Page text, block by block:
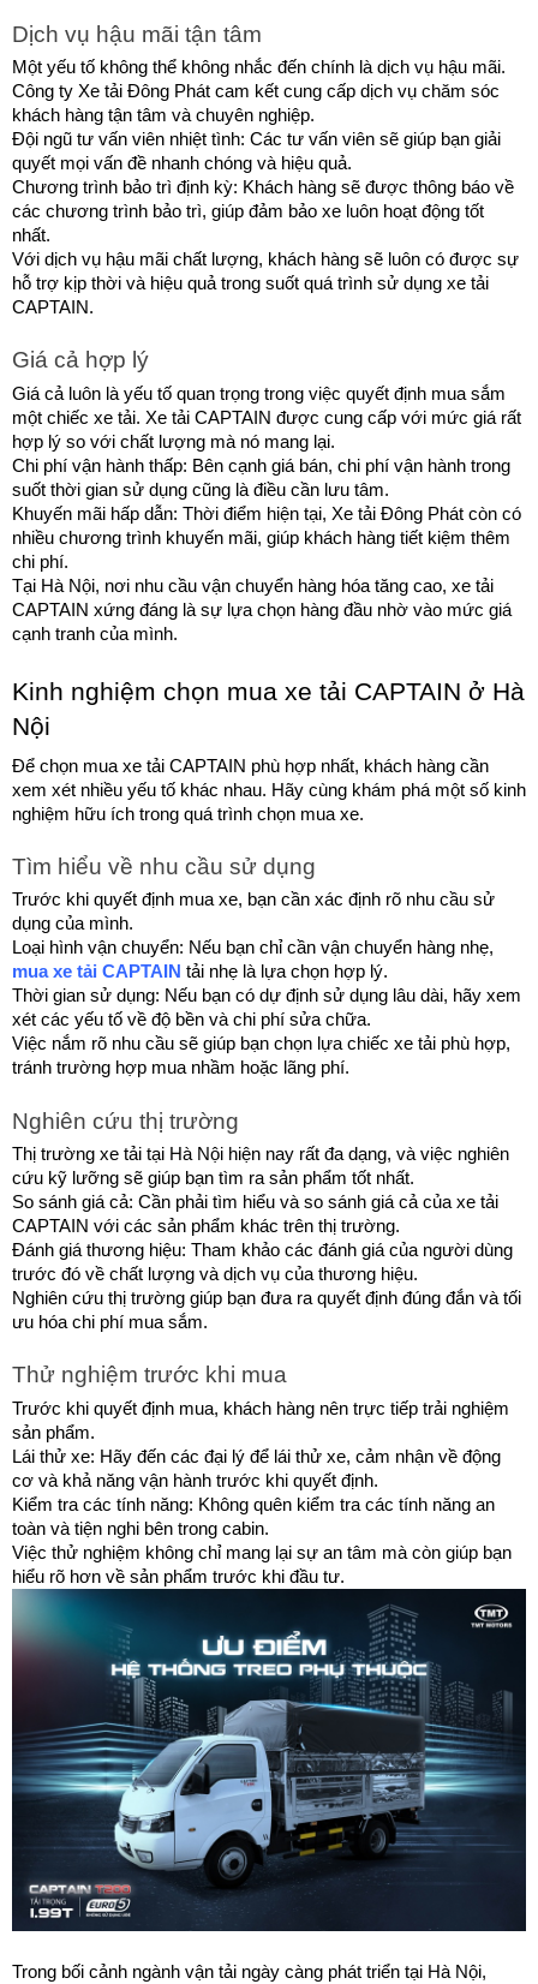
Dịch vụ hậu mãi tận tâm
Một yếu tố không thể không nhắc đến chính là dịch vụ hậu mãi.
Công ty Xe tải Đông Phát cam kết cung cấp dịch vụ chăm sóc
khách hàng tận tâm và chuyên nghiệp.
Đội ngũ tư vấn viên nhiệt tình: Các tư vấn viên sẽ giúp bạn giải
quyết mọi vấn đề nhanh chóng và hiệu quả.
Chương trình bảo trì định kỳ: Khách hàng sẽ được thông báo về
các chương trình bảo trì, giúp đảm bảo xe luôn hoạt động tốt
nhất.
Với dịch vụ hậu mãi chất lượng, khách hàng sẽ luôn có được sự
hỗ trợ kịp thời và hiệu quả trong suốt quá trình sử dụng xe tải
CAPTAIN.
Giá cả hợp lý
Giá cả luôn là yếu tố quan trọng trong việc quyết định mua sắm
một chiếc xe tải. Xe tải CAPTAIN được cung cấp với mức giá rất
hợp lý so với chất lượng mà nó mang lại.
Chi phí vận hành thấp: Bên cạnh giá bán, chi phí vận hành trong
suốt thời gian sử dụng cũng là điều cần lưu tâm.
Khuyến mãi hấp dẫn: Thời điểm hiện tại, Xe tải Đông Phát còn có
nhiều chương trình khuyến mãi, giúp khách hàng tiết kiệm thêm
chi phí.
Tại Hà Nội, nơi nhu cầu vận chuyển hàng hóa tăng cao, xe tải
CAPTAIN xứng đáng là sự lựa chọn hàng đầu nhờ vào mức giá
cạnh tranh của mình.
Kinh nghiệm chọn mua xe tải CAPTAIN ở Hà
Nội
Để chọn mua xe tải CAPTAIN phù hợp nhất, khách hàng cần
xem xét nhiều yếu tố khác nhau. Hãy cùng khám phá một số kinh
nghiệm hữu ích trong quá trình chọn mua xe.
Tìm hiểu về nhu cầu sử dụng
Trước khi quyết định mua xe, bạn cần xác định rõ nhu cầu sử
dụng của mình.
mua xe tải CAPTAIN tải nhẹ là lựa chọn hợp lý.
Thời gian sử dụng: Nếu bạn có dự định sử dụng lâu dài, hãy xem
xét các yếu tố về độ bền và chi phí sửa chữa.
Việc nắm rõ nhu cầu sẽ giúp bạn chọn lựa chiếc xe tải phù hợp,
tránh trường hợp mua nhầm hoặc lãng phí.
Nghiên cứu thị trường
Thị trường xe tải tại Hà Nội hiện nay rất đa dạng, và việc nghiên
cứu kỹ lưỡng sẽ giúp bạn tìm ra sản phẩm tốt nhất.
So sánh giá cả: Cần phải tìm hiểu và so sánh giá cả của xe tải
CAPTAIN với các sản phẩm khác trên thị trường.
Đánh giá thương hiệu: Tham khảo các đánh giá của người dùng
trước đó về chất lượng và dịch vụ của thương hiệu.
Nghiên cứu thị trường giúp bạn đưa ra quyết định đúng đắn và tối
ưu hóa chi phí mua sắm.
Thử nghiệm trước khi mua
Trước khi quyết định mua, khách hàng nên trực tiếp trải nghiệm
sản phẩm.
Lái thử xe: Hãy đến các đại lý để lái thử xe, cảm nhận về động
cơ và khả năng vận hành trước khi quyết định.
Kiểm tra các tính năng: Không quên kiểm tra các tính năng an
toàn và tiện nghi bên trong cabin.
Việc thử nghiệm không chỉ mang lại sự an tâm mà còn giúp bạn
hiểu rõ hơn về sản phẩm trước khi đầu tư.